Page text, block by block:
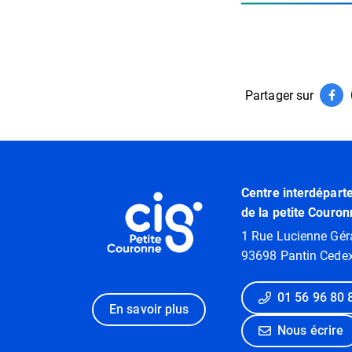
Partager sur
Informations utiles
En savoir plus
Centre
de la petite
1 Rue Lucienne
93698 Pantin
01 56 96 80
Nous écrire